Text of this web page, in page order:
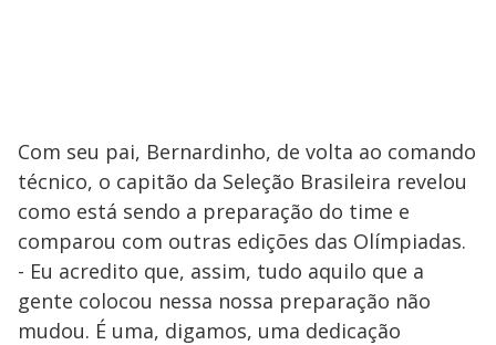
Com seu pai, Bernardinho, de volta ao comando
técnico, o capitão da Seleção Brasileira revelou
como está sendo a preparação do time e
comparou com outras edições das Olímpiadas.
- Eu acredito que, assim, tudo aquilo que a
gente colocou nessa nossa preparação não
mudou. É uma, digamos, uma dedicação